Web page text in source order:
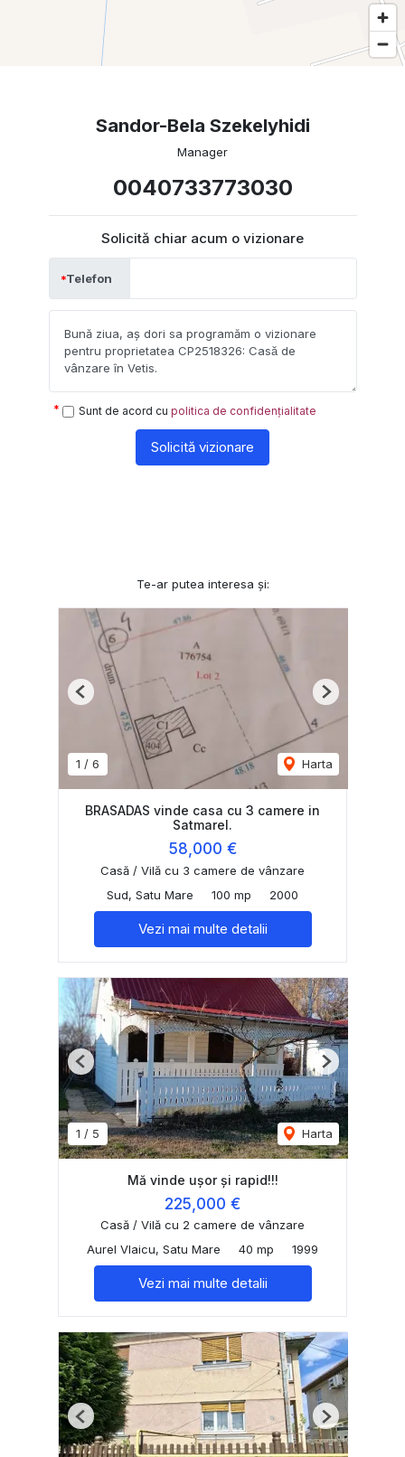
Sandor-Bela Szekelyhidi
Manager
0040733773030
Solicită chiar acum o vizionare
Telefon
Sunt de acord cu politica de confidențialitate
Solicită vizionare
Te-ar putea interesa și:
1 / 6 Harta
Previous Next
BRASADAS vinde casa cu 3 camere in
Satmarel.
58,000 €
Casă / Vilă cu 3 camere de vânzare
Sud, Satu Mare
100 mp 2000
Vezi mai multe detalii
1 / 5 Harta
Previous Next
Mă vinde ușor și rapid!!!
225,000 €
Casă / Vilă cu 2 camere de vânzare
Aurel Vlaicu, Satu Mare
40 mp 1999
Vezi mai multe detalii
Previous Next